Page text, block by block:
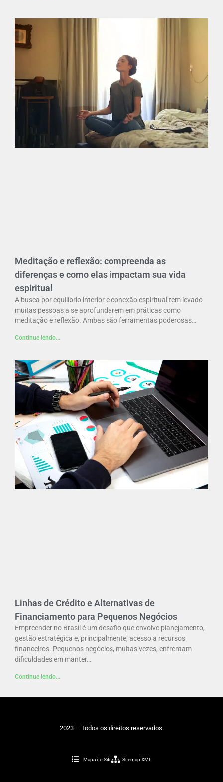
Meditação e reflexão: compreenda as
diferenças e como elas impactam sua vida
espiritual
A busca por equilíbrio interior e conexão espiritual tem levado
muitas pessoas a se aprofundarem em práticas como
meditação e reflexão. Ambas são ferramentas poderosas…
Continue lendo...
Linhas de Crédito e Alternativas de
Financiamento para Pequenos Negócios
Empreender no Brasil é um desafio que envolve planejamento,
gestão estratégica e, principalmente, acesso a recursos
financeiros. Pequenos negócios, muitas vezes, enfrentam
dificuldades em manter…
Continue lendo...
2023 – Todos os direitos reservados.
Mapa do Site Sitemap XML